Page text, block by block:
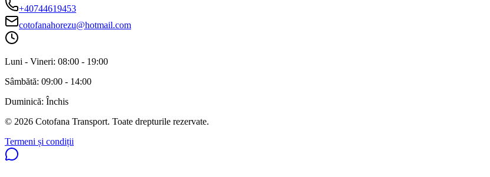
+40744619453
cotofanahorezu@hotmail.com
Luni - Vineri: 08:00 - 19:00
Sâmbătă: 09:00 - 14:00
Duminică: Închis
© 2026 Cotofana Transport. Toate drepturile rezervate.
Termeni și condiții